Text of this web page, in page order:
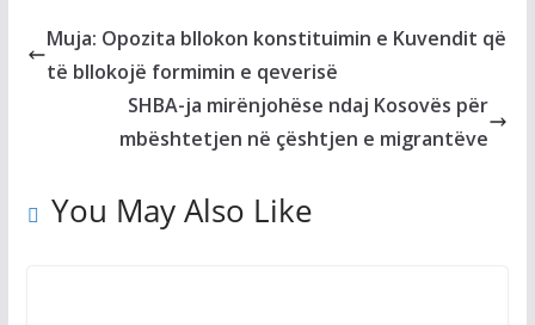
Muja: Opozita bllokon konstituimin e Kuvendit që
të bllokojë formimin e qeverisë
SHBA-ja mirënjohëse ndaj Kosovës për
mbështetjen në çështjen e migrantëve
You May Also Like